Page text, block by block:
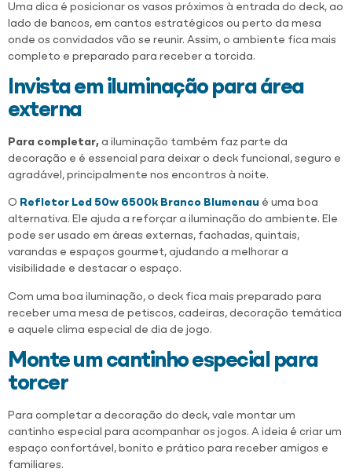
Uma dica é posicionar os vasos próximos à entrada do deck, ao
lado de bancos, em cantos estratégicos ou perto da mesa
onde os convidados vão se reunir. Assim, o ambiente fica mais
completo e preparado para receber a torcida.
Invista em iluminação para área
externa
Para completar, a iluminação também faz parte da
decoração e é essencial para deixar o deck funcional, seguro e
agradável, principalmente nos encontros à noite.
O Refletor Led 50w 6500k Branco Blumenau é uma boa
alternativa. Ele ajuda a reforçar a iluminação do ambiente. Ele
pode ser usado em áreas externas, fachadas, quintais,
varandas e espaços gourmet, ajudando a melhorar a
visibilidade e destacar o espaço.
Com uma boa iluminação, o deck fica mais preparado para
receber uma mesa de petiscos, cadeiras, decoração temática
e aquele clima especial de dia de jogo.
Monte um cantinho especial para
torcer
Para completar a decoração do deck, vale montar um
cantinho especial para acompanhar os jogos. A ideia é criar um
espaço confortável, bonito e prático para receber amigos e
familiares.